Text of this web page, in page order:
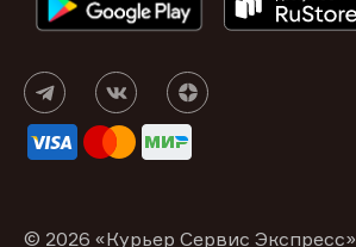
© 2026 «Курьер Сервис Экспресс»